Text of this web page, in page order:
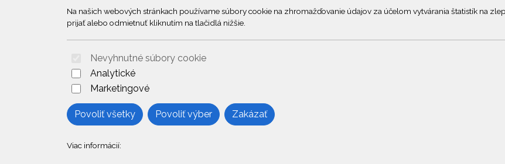
Na našich webových stránkach používame súbory cookie na zhromažďovanie údajov za účelom vytvárania štatistík na
prijať alebo odmietnuť kliknutím na tlačidlá nižšie.
Nevyhnutné súbory cookie
Analytické
Marketingové
Povoliť všetky Povoliť výber Zakázať
Viac informácií:
© 2026 Arrabella s.r.o., mayabella s.r.o., Všetky práva